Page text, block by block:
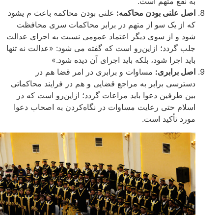
اصل علنی بودن محاکمه:علنی بودن محاکمه باعث م ی­شود
که از یک سو از متهم در برابر محاکمات سری محافظت
شود و از سوی دیگر اعتماد عمومی نسبت به اجرای عدالت
جلب گردد؛ ازاین‌رو است که گفته می­ شود: «عدالت نه ­تنها
باید اجرا شود، بلکه باید اجرای آن دیده شود.»
اصل برابری:مساوات و برابری در امر قضا هم در
دسترسی برابر به مراجع قضایی و هم در فرایند محاکماتی
بین طرفین دعوا باید مراعات گردد؛ ازاین‌رو است که در
اسلام حتی رعایت مساوات در نگاه‌کردن به اصحاب دعوا
مورد تأکید است.